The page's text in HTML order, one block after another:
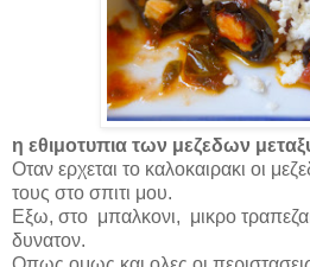
η εθιμοτυπια των μεζεδων
Οταν ερχεται το καλοκαιρακι οι
τους στο σπιτι μου.
Εξω, στο μπαλκονι, μικρο
δυνατον.